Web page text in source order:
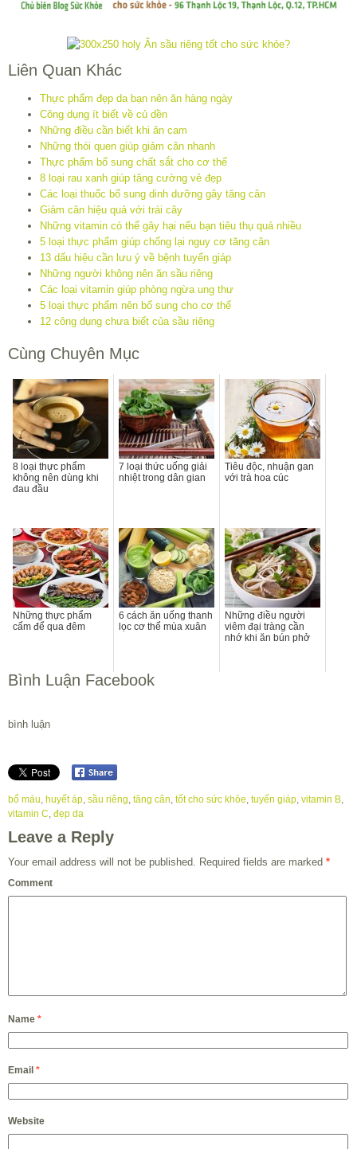
Liên Quan Khác
Thực phẩm đẹp da bạn nên ăn hàng ngày
Công dụng ít biết về củ dền
Những điều cần biết khi ăn cam
Những thói quen giúp giảm cân nhanh
Thực phẩm bổ sung chất sắt cho cơ thể
8 loại rau xanh giúp tăng cường vẻ đẹp
Các loại thuốc bổ sung dinh dưỡng gây tăng cân
Giảm cân hiệu quả với trái cây
Những vitamin có thể gây hại nếu bạn tiêu thụ quá nhiều
5 loại thực phẩm giúp chống lại nguy cơ tăng cân
13 dấu hiệu cần lưu ý về bệnh tuyến giáp
Những người không nên ăn sầu riêng
Các loại vitamin giúp phòng ngừa ung thư
5 loại thực phẩm nên bổ sung cho cơ thể
12 công dụng chưa biết của sầu riêng
Cùng Chuyên Mục
8 loại thực phẩm
không nên dùng khi
đau đầu
7 loại thức uống giải
nhiệt trong dân gian
Tiêu độc, nhuận gan
với trà hoa cúc
Những thực phẩm
cấm để qua đêm
6 cách ăn uống thanh
lọc cơ thể mùa xuân
Những điều người
viêm đại tràng cần
nhớ khi ăn bún phở
Bình Luận Facebook
bình luận
bổ máu, huyết áp, sầu riêng, tăng cân, tốt cho sức khỏe, tuyến giáp, vitamin B,
vitamin C, đẹp da
Leave a Reply
Your email address will not be published. Required fields are marked *
Comment
Name *
Email *
Website